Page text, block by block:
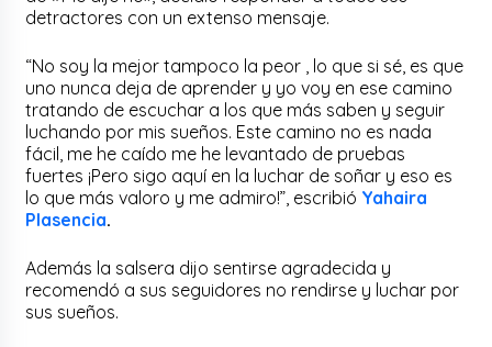
detractores con un extenso mensaje.
“No soy la mejor tampoco la peor , lo que si sé, es que
uno nunca deja de aprender y yo voy en ese camino
tratando de escuchar a los que más saben y seguir
luchando por mis sueños. Este camino no es nada
fácil, me he caído me he levantado de pruebas
fuertes ¡Pero sigo aquí en la luchar de soñar y eso es
lo que más valoro y me admiro!”, escribió Yahaira
Plasencia.
Además la salsera dijo sentirse agradecida y
recomendó a sus seguidores no rendirse y luchar por
sus sueños.